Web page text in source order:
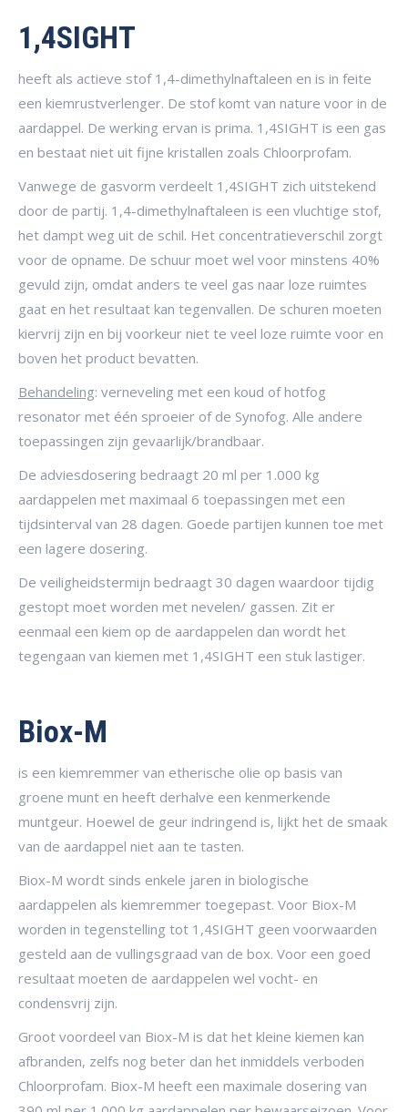
1,4SIGHT
heeft als actieve stof 1,4-dimethylnaftaleen en is in feite
een kiemrustverlenger. De stof komt van nature voor in de
aardappel. De werking ervan is prima. 1,4SIGHT is een gas
en bestaat niet uit fijne kristallen zoals Chloorprofam.
Vanwege de gasvorm verdeelt 1,4SIGHT zich uitstekend
door de partij. 1,4-dimethylnaftaleen is een vluchtige stof,
het dampt weg uit de schil. Het concentratieverschil zorgt
voor de opname. De schuur moet wel voor minstens 40%
gevuld zijn, omdat anders te veel gas naar loze ruimtes
gaat en het resultaat kan tegenvallen. De schuren moeten
kiervrij zijn en bij voorkeur niet te veel loze ruimte voor en
boven het product bevatten.
Behandeling: verneveling met een koud of hotfog
resonator met één sproeier of de Synofog. Alle andere
toepassingen zijn gevaarlijk/brandbaar.
De adviesdosering bedraagt 20 ml per 1.000 kg
aardappelen met maximaal 6 toepassingen met een
tijdsinterval van 28 dagen. Goede partijen kunnen toe met
een lagere dosering.
De veiligheidstermijn bedraagt 30 dagen waardoor tijdig
gestopt moet worden met nevelen/ gassen. Zit er
eenmaal een kiem op de aardappelen dan wordt het
tegengaan van kiemen met 1,4SIGHT een stuk lastiger.
Biox-M
is een kiemremmer van etherische olie op basis van
groene munt en heeft derhalve een kenmerkende
muntgeur. Hoewel de geur indringend is, lijkt het de smaak
van de aardappel niet aan te tasten.
Biox-M wordt sinds enkele jaren in biologische
aardappelen als kiemremmer toegepast. Voor Biox-M
worden in tegenstelling tot 1,4SIGHT geen voorwaarden
gesteld aan de vullingsgraad van de box. Voor een goed
resultaat moeten de aardappelen wel vocht- en
condensvrij zijn.
Groot voordeel van Biox-M is dat het kleine kiemen kan
afbranden, zelfs nog beter dan het inmiddels verboden
Chloorprofam. Biox-M heeft een maximale dosering van